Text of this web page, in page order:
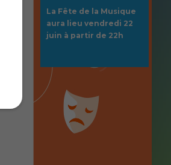
La Fête de la Musique
aura lieu vendredi 22
juin à partir de 22h